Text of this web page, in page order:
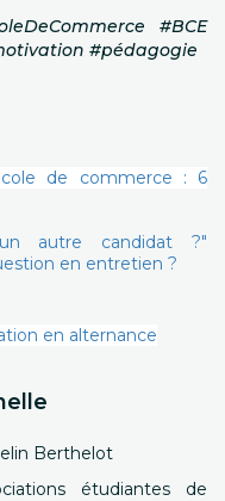
#BCE
#pédagogie
de commerce : 6
autre candidat ?"
en entretien ?
en alternance
Berthelot
étudiantes de